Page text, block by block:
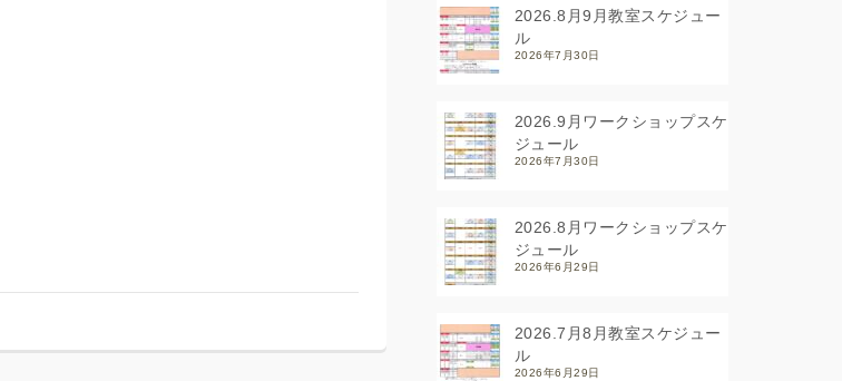
2026.8月9月教室スケジュー
ル
2026年7月30日
2026.9月ワークショップスケ
ジュール
2026年7月30日
2026.8月ワークショップスケ
ジュール
2026年6月29日
2026.7月8月教室スケジュー
ル
2026年6月29日